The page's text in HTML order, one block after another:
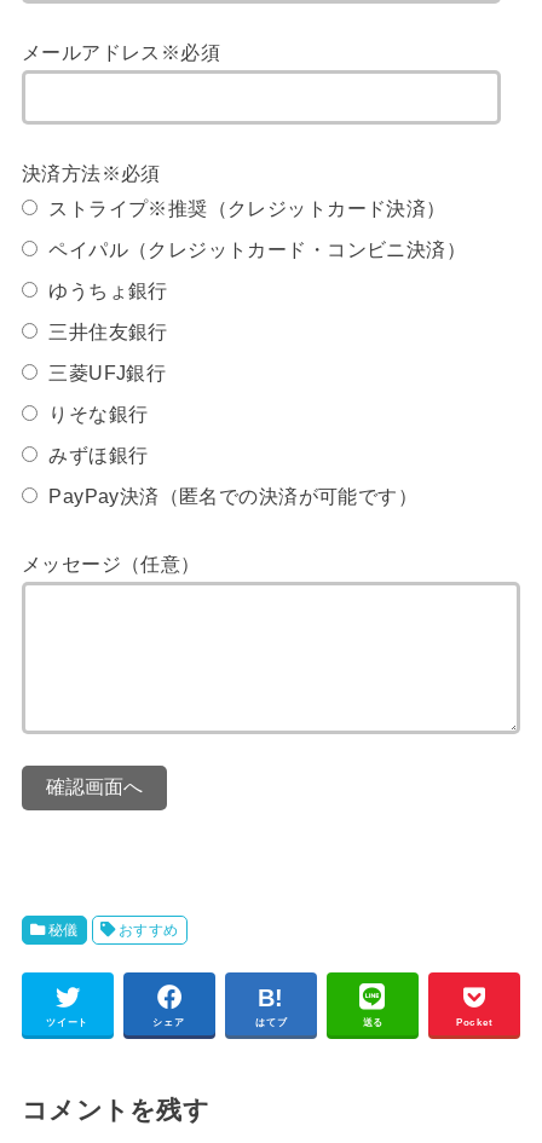
メールアドレス※必須
決済方法※必須
ストライプ※推奨（クレジットカード決済）
ペイパル（クレジットカード・コンビニ決済）
ゆうちょ銀行
三井住友銀行
三菱UFJ銀行
りそな銀行
みずほ銀行
PayPay決済（匿名での決済が可能です）
メッセージ（任意）
確認画面へ
秘儀 おすすめ
ツイート シェア はてブ 送る Pocket
コメントを残す